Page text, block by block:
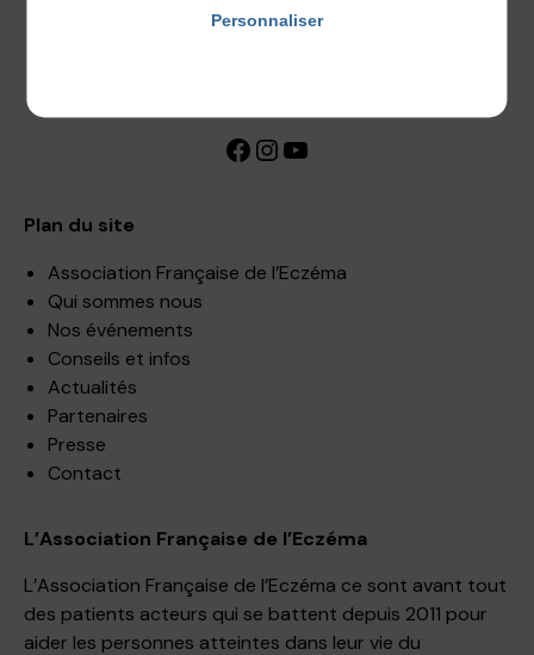
Facebook InstagramYouTube
Plan du site
Association Française de l’Eczéma
Qui sommes nous
Nos événements
Conseils et infos
Actualités
Partenaires
Presse
Contact
L’Association Française de l’Eczéma
L’Association Française de l’Eczéma ce sont avant tout
des patients acteurs qui se battent depuis 2011 pour
aider les personnes atteintes dans leur vie du
Personnaliser